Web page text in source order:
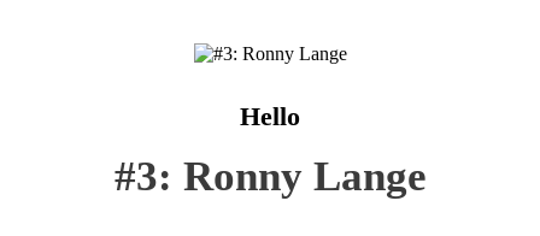
Hello
#3: Ronny Lange